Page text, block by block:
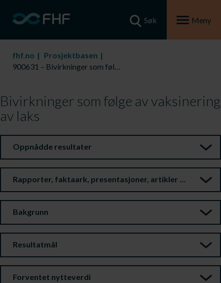
Søk Meny
fhf.no
Prosjektbasen
900631 – Bivirkninger som følge av vaksinering av laks
Bivirkninger som følge av vaksinering
av laks
Oppnådde resultater
Rapporter, faktaark, presentasjoner, artikler m.m.
Bakgrunn
Resultatmål
Forventet nytteverdi